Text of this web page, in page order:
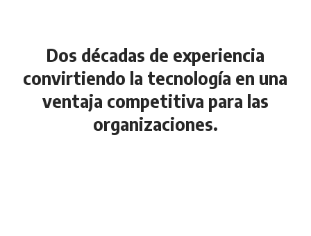
Dos décadas de experiencia
convirtiendo la tecnología en una
ventaja competitiva para las
organizaciones.